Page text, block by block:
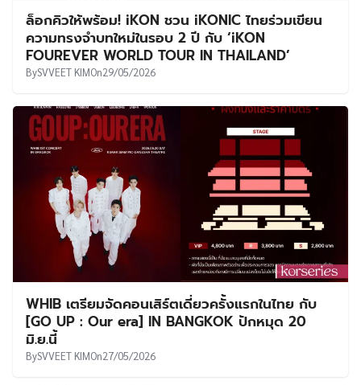
ล็อกคิวให้พร้อม! iKON ชวน iKONIC ไทยร่วมเขียน
ความทรงจำบทใหม่ในรอบ 2 ปี กับ ‘iKON
FOUREVER WORLD TOUR IN THAILAND’
BySVVEET KIMOn29/05/2026
WHIB เตรียมจัดคอนเสิร์ตเดี่ยวครั้งแรกในไทย กับ
[GO UP : Our era] IN BANGKOK ปักหมุด 20
มิ.ย.นี้
BySVVEET KIMOn27/05/2026